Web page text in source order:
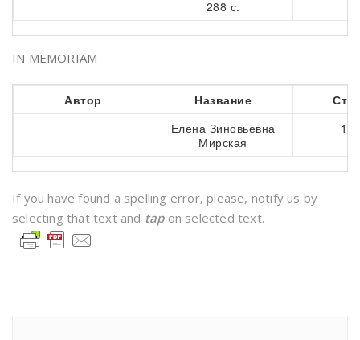
288 с.
IN MEMORIAM
Автор Название
Елена Зиновьевна
Мирская
If you have found a spelling error, please, notify us by
selecting that text and tapon selected text.